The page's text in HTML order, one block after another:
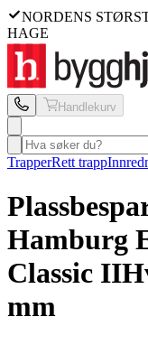
NORDENS
HAGE
Handlekurv
TrapperRett trapp
Hamburg
Classic II
mm